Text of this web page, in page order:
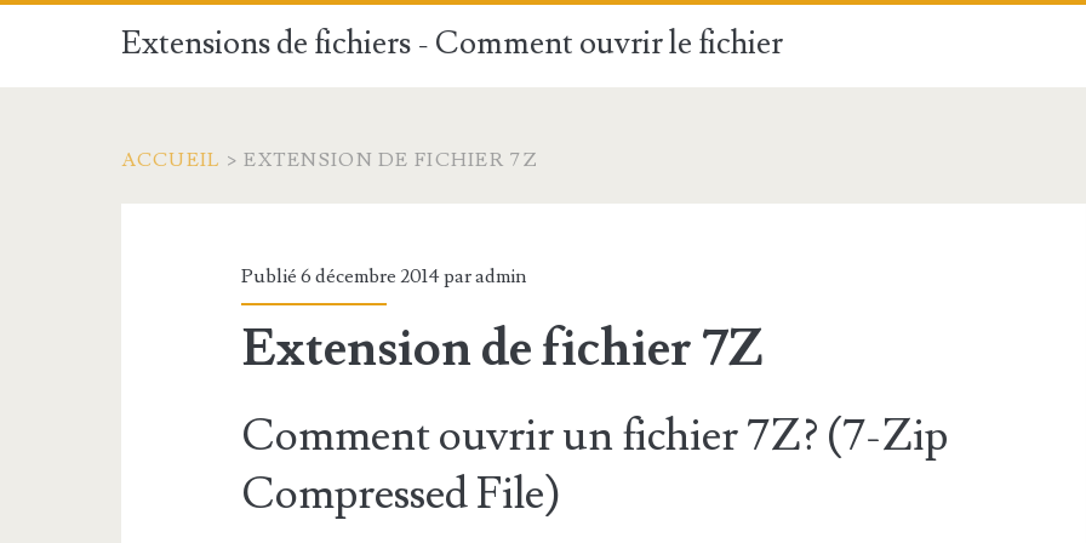
Extensions de fichiers - Comment ouvrir le fichier
ACCUEIL > EXTENSION DE FICHIER 7Z
Publié 6 décembre 2014 paradmin
Extension de fichier 7Z
Comment ouvrir un fichier 7Z? (7-Zip
Compressed File)